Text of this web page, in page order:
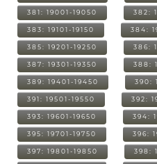
381: 19001-19050 382:
383: 19101-19150 384:
385: 19201-19250 386:
387: 19301-19350 388:
389: 19401-19450 390:
391: 19501-19550 392:
393: 19601-19650 394:
395: 19701-19750 396:
397: 19801-19850 398: